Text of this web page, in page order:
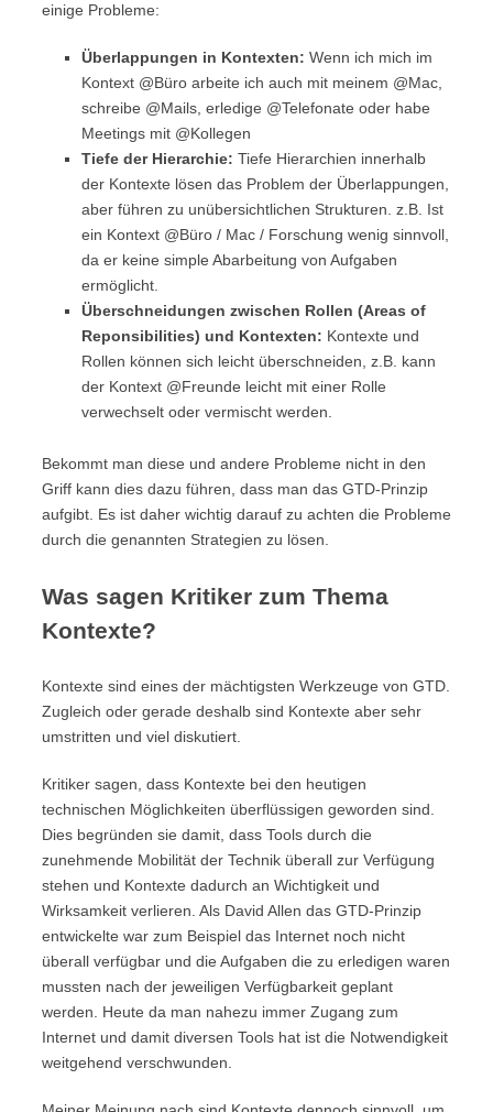
einige Probleme:
Überlappungen in Kontexten: Wenn ich mich im
Kontext @Büro arbeite ich auch mit meinem @Mac,
schreibe @Mails, erledige @Telefonate oder habe
Meetings mit @Kollegen
Tiefe der Hierarchie: Tiefe Hierarchien innerhalb
der Kontexte lösen das Problem der Überlappungen,
aber führen zu unübersichtlichen Strukturen. z.B. Ist
ein Kontext @Büro / Mac / Forschung wenig sinnvoll,
da er keine simple Abarbeitung von Aufgaben
ermöglicht.
Überschneidungen zwischen Rollen (Areas of
Reponsibilities) und Kontexten: Kontexte und
Rollen können sich leicht überschneiden, z.B. kann
der Kontext @Freunde leicht mit einer Rolle
verwechselt oder vermischt werden.
Bekommt man diese und andere Probleme nicht in den
Griff kann dies dazu führen, dass man das GTD-Prinzip
aufgibt. Es ist daher wichtig darauf zu achten die Probleme
durch die genannten Strategien zu lösen.
Was sagen Kritiker zum Thema
Kontexte?
Kontexte sind eines der mächtigsten Werkzeuge von GTD.
Zugleich oder gerade deshalb sind Kontexte aber sehr
umstritten und viel diskutiert.
Kritiker sagen, dass Kontexte bei den heutigen
technischen Möglichkeiten überflüssigen geworden sind.
Dies begründen sie damit, dass Tools durch die
zunehmende Mobilität der Technik überall zur Verfügung
stehen und Kontexte dadurch an Wichtigkeit und
Wirksamkeit verlieren. Als David Allen das GTD-Prinzip
entwickelte war zum Beispiel das Internet noch nicht
überall verfügbar und die Aufgaben die zu erledigen waren
mussten nach der jeweiligen Verfügbarkeit geplant
werden. Heute da man nahezu immer Zugang zum
Internet und damit diversen Tools hat ist die Notwendigkeit
weitgehend verschwunden.